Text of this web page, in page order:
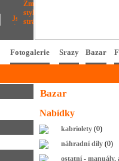
Fotogalerie Srazy Bazar
Bazar
Nabídky
kabriolety (0)
náhradní díly (0)
ostatní - manuály,